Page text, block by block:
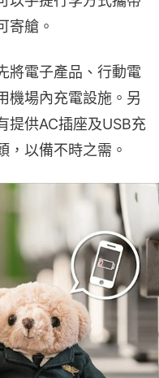
寄艙。
將電子產品、行動電
機場內充電設施。另
提供AC插座及USB充
，以備不時之需。